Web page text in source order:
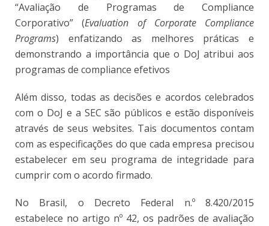
“Avaliação de Programas de Compliance
Corporativo” (Evaluation of Corporate Compliance
Programs) enfatizando as melhores práticas e
demonstrando a importância que o DoJ atribui aos
programas de compliance efetivos
Além disso, todas as decisões e acordos celebrados
com o DoJ e a SEC são públicos e estão disponíveis
através de seus websites. Tais documentos contam
com as especificações do que cada empresa precisou
estabelecer em seu programa de integridade para
cumprir com o acordo firmado.
No Brasil, o Decreto Federal n.º 8.420/2015
estabelece no artigo nº 42, os padrões de avaliação